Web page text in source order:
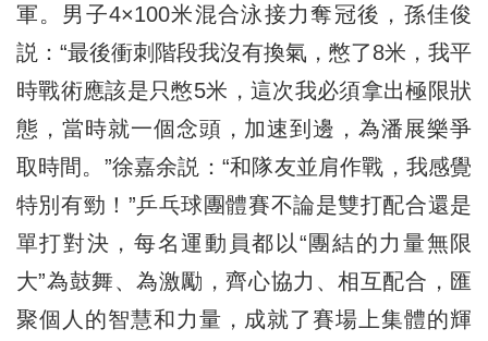
軍。男子4×100米混合泳接力奪冠後，孫佳俊
説：“最後衝刺階段我沒有換氣，憋了8米，我平
時戰術應該是只憋5米，這次我必須拿出極限狀
態，當時就一個念頭，加速到邊，為潘展樂爭
取時間。”徐嘉余説：“和隊友並肩作戰，我感覺
特別有勁！”乒乓球團體賽不論是雙打配合還是
單打對決，每名運動員都以“團結的力量無限
大”為鼓舞、為激勵，齊心協力、相互配合，匯
聚個人的智慧和力量，成就了賽場上集體的輝